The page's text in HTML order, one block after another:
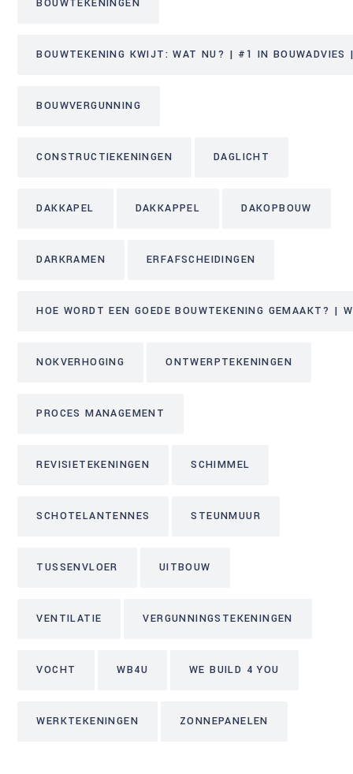
BOUWTEKENINGEN
BOUWTEKENING KWIJT: WAT NU? | #1 IN BOUWADVIES
BOUWVERGUNNING
CONSTRUCTIEKENINGEN DAGLICHT
DAKKAPEL DAKKAPPEL DAKOPBOUW
DARKRAMEN ERFAFSCHEIDINGEN
HOE WORDT EEN GOEDE BOUWTEKENING GEMAAKT? |
NOKVERHOGING ONTWERPTEKENINGEN
PROCES MANAGEMENT
REVISIETEKENINGEN SCHIMMEL
SCHOTELANTENNES STEUNMUUR
TUSSENVLOER UITBOUW
VENTILATIE VERGUNNINGSTEKENINGEN
VOCHT WB4U WE BUILD 4 YOU
WERKTEKENINGEN ZONNEPANELEN